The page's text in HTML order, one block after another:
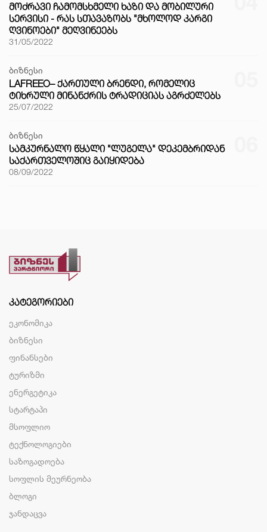
ᲛᲝᲫᲠᲐᲕᲘ ᲩᲐᲛᲝᲛᲡᲮᲛᲔᲚᲘ ᲮᲐᲖᲘ ᲓᲐ ᲛᲝᲑᲘᲚᲣᲠᲘ
ᲡᲔᲠᲕᲘᲡᲘ - ᲠᲐᲡ ᲡᲗᲐᲕᲐᲖᲝᲑᲡ "ᲛᲮᲝᲚᲝᲓ ᲙᲐᲠᲒᲘ
ᲦᲕᲘᲜᲝᲔᲑᲘ" ᲛᲔᲦᲕᲘᲜᲔᲔᲑᲡ
31/05/2022
ბიზნესი
LAFREEO– ᲥᲐᲠᲗᲣᲚᲘ ᲑᲠᲔᲜᲓᲘ, ᲠᲝᲛᲔᲚᲘᲪ
ᲢᲘᲮᲠᲣᲚᲘ ᲛᲘᲜᲐᲜᲥᲠᲘᲡ ᲢᲠᲐᲓᲘᲪᲘᲐᲡ ᲐᲒᲠᲫᲔᲚᲔᲑᲡ
25/07/2022
ბიზნესი
ᲡᲐᲛᲙᲣᲠᲜᲐᲚᲝ ᲬᲧᲐᲚᲘ "ᲚᲣᲒᲔᲚᲐ" ᲓᲔᲙᲔᲛᲑᲠᲘᲓᲐᲜ
ᲡᲐᲥᲐᲠᲗᲕᲔᲚᲝᲨᲘᲪ ᲒᲐᲘᲧᲘᲓᲔᲑᲐ
08/09/2022
ᲙᲐᲢᲔᲒᲝᲠᲘᲔᲑᲘ
ეკონომიკა
ბიზნესი
ფინანსები
ტურიზმი
ენერგეტიკა
სტარტაპი
მსოფლიო
ტექნოლოგიები
საზოგადოება
სოფლის მეურნეობა
ბლოგი
ჯანდაცვა